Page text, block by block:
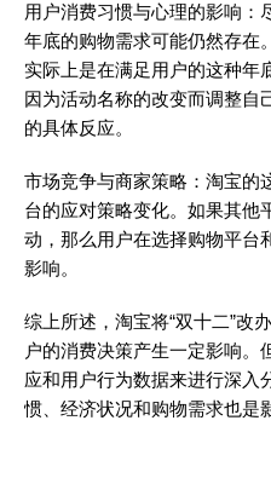
用户消费习惯与心理的影响：
年底的购物需求可能仍然存在
实际上是在满足用户的这种年
因为活动名称的改变而调整自
的具体反应。
市场竞争与商家策略：淘宝的
台的应对策略变化。如果其他
动，那么用户在选择购物平台
影响。
综上所述，淘宝将“双十二”改
户的消费决策产生一定影响。
应和用户行为数据来进行深入
惯、经济状况和购物需求也是